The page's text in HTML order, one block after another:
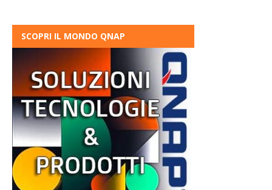
SCOPRI IL MONDO QNAP